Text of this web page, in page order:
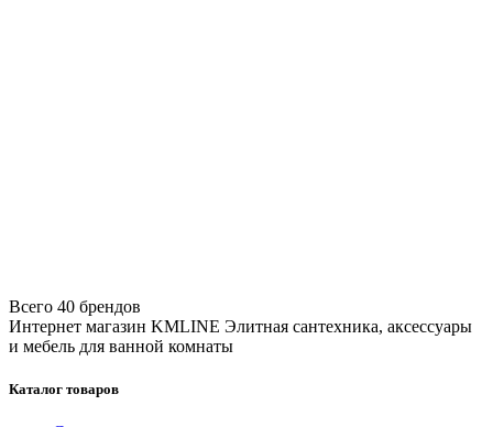
Всего 40 брендов
Интернет магазин KMLINE Элитная сантехника, аксессуары
и мебель для ванной комнаты
Каталог товаров